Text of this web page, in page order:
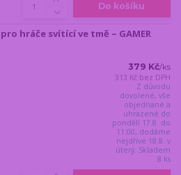
Do košíku
hráče svítící ve tmě – GAMER
379 Kč/ks
313 Kč bez DPH
Z důvodu
dovolené, vše
objednané a
uhrazené do
pondělí 17.8. do
11:00, dodáme
nejdříve 18.8. v
úterý. Skladem
8 ks